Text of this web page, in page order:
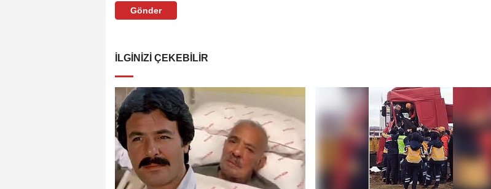
Gönder
İLGINIZI ÇEKEBILIR